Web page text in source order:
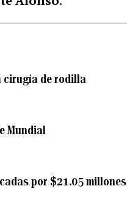
cirugía de rodilla
Mundial
por $21.05 millones